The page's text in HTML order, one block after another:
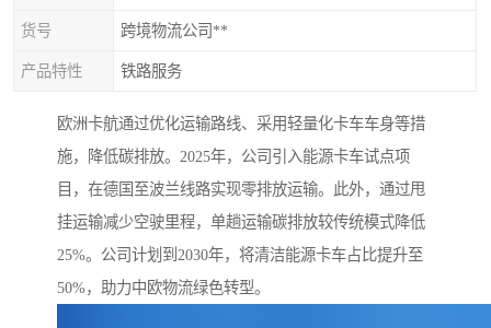
货号 跨境物流公司**
产品特性 铁路服务
欧洲卡航通过优化运输路线、采用轻量化卡车车身等措
施，降低碳排放。2025年，公司引入能源卡车试点项
目，在德国至波兰线路实现零排放运输。此外，通过甩
挂运输减少空驶里程，单趟运输碳排放较传统模式降低
25%。公司计划到2030年，将清洁能源卡车占比提升至
50%，助力中欧物流绿色转型。